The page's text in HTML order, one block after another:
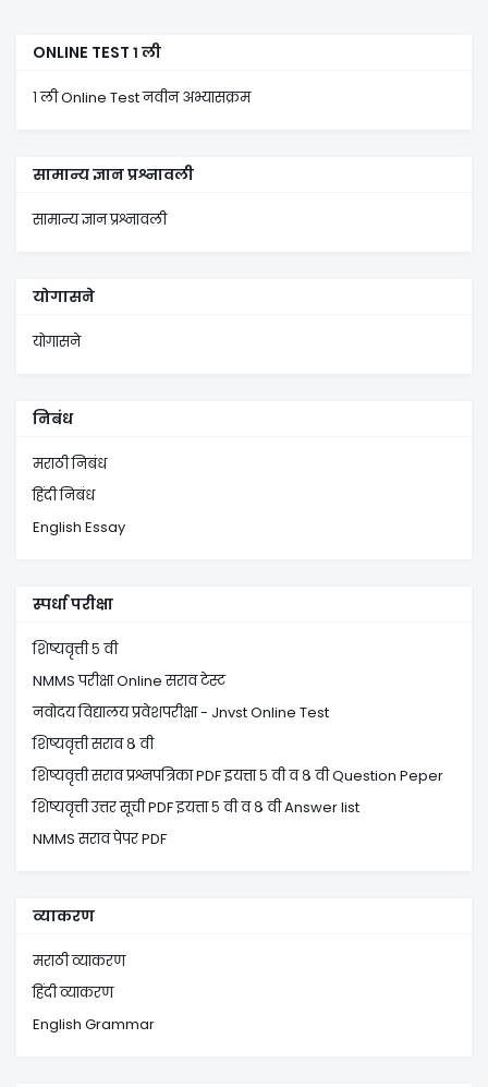
ONLINE TEST १ ली
१ ली Online Test नवीन अभ्यासक्रम
सामान्य ज्ञान प्रश्नावली
सामान्य ज्ञान प्रश्नावली
योगासने
योगासने
निबंध
मराठी निबंध
हिंदी निबंध
English Essay
स्पर्धा परीक्षा
शिष्यवृत्ती ५ वी
NMMS परीक्षा Online सराव टेस्ट
नवोदय विद्यालय प्रवेशपरीक्षा - Jnvst Online Test
शिष्यवृत्ती सराव ८ वी
शिष्यवृत्ती सराव प्रश्नपत्रिका PDF इयत्ता ५ वी व ८ वी Question Peper
शिष्यवृत्ती उत्तर सूची PDF इयत्ता ५ वी व ८ वी Answer list
NMMS सराव पेपर PDF
व्याकरण
मराठी व्याकरण
हिंदी व्याकरण
English Grammar